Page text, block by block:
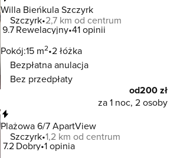
Willa Bieńkula Szczyrk
Szczyrk 2,7 km od centrum
9.7Rewelacyjny 41 opinii
Pokój:15 m2 2 łóżka
Bezpłatna anulacja
Bez przedpłaty
od200 zł
za 1 noc, 2 osoby
Plażowa 6/7 ApartView
Szczyrk 1,2 km od centrum
7.2 Dobry 1 opinia